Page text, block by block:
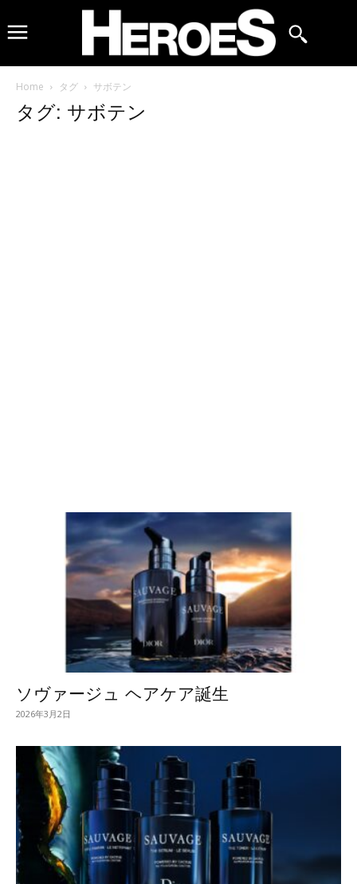
Home タグ サボテン
タグ: サボテン
ソヴァージュ ヘアケア誕生
2026年3月2日